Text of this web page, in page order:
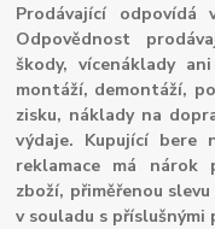
Prodávající odpovídá
Odpovědnost
škody, vícenáklady
montáží, demontáží,
zisku, náklady na
výdaje. Kupující bere
reklamace má nárok
zboží, přiměřenou
v souladu s příslušnými